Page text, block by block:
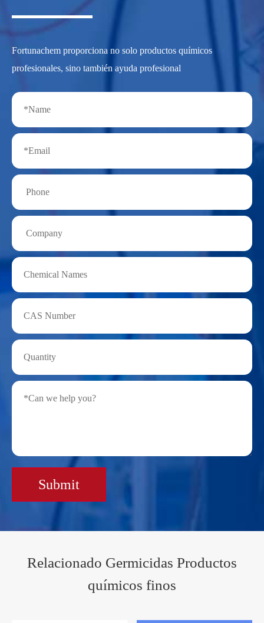
Fortunachem proporciona no solo productos químicos
profesionales, sino también ayuda profesional
Submit
Relacionado Germicidas Productos
químicos finos